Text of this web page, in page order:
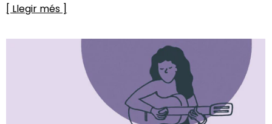
[ Llegir més ]